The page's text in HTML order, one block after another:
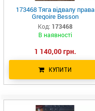
173468 Тяга відвалу права
Gregoire Besson
Код: 173468
В наявності
1 140,00 грн.
КУПИТИ